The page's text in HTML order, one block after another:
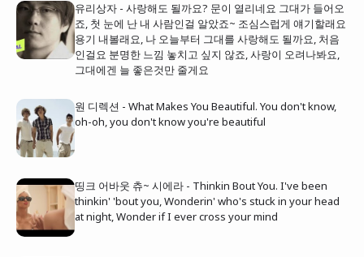
유리상자 - 사랑해도 될까요? 문이 열리네요 그대가 들어오
죠, 첫 눈에 난 내 사람인걸 알았죠~ 조심스럽게 얘기할래요
용기 내볼래요, 나 오늘부터 그대를 사랑해도 될까요, 처음
인걸요 분명한 느낌 놓치고 싶지 않죠, 사랑이 오려나봐요,
그대에겐 늘 좋은것만 줄게요
원 디렉션 - What Makes You Beautiful. You don't know,
oh-oh, you don't know you're beautiful
띵크 어바웃 츄~ 시에라 - Thinkin Bout You. I've been
thinkin' 'bout you, Wonderin' who's stuck in your head
at night, Wonder if I ever cross your mind